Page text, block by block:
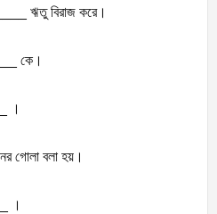
ঋতু বিরাজ করে।
কে।
।
গোলা বলা হয়।
।